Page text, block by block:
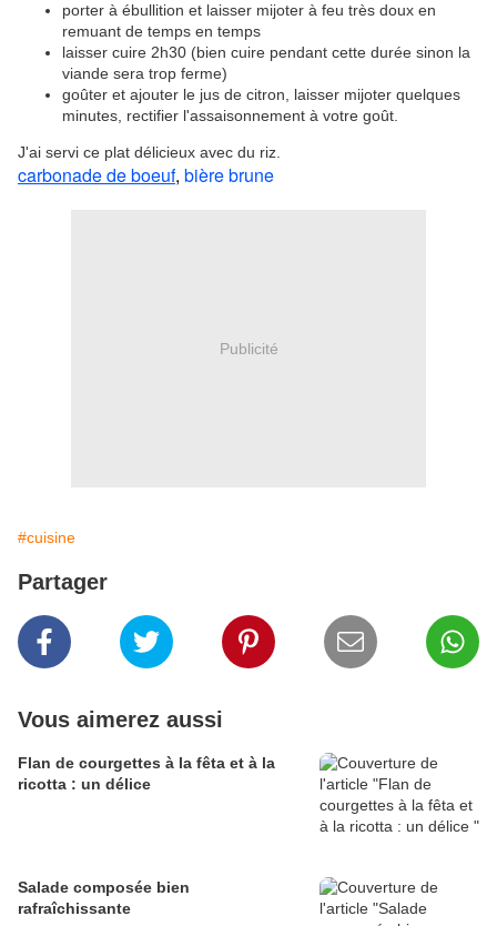
porter à ébullition et laisser mijoter à feu très doux en
remuant de temps en temps
laisser cuire 2h30 (bien cuire pendant cette durée sinon la
viande sera trop ferme)
goûter et ajouter le jus de citron, laisser mijoter quelques
minutes, rectifier l'assaisonnement à votre goût.
J'ai servi ce plat délicieux avec du riz.
carbonade de boeuf, bière brune
Publicité
#cuisine
Partager
Vous aimerez aussi
Flan de courgettes à la fêta et à la
ricotta : un délice
Salade composée bien
rafraîchissante